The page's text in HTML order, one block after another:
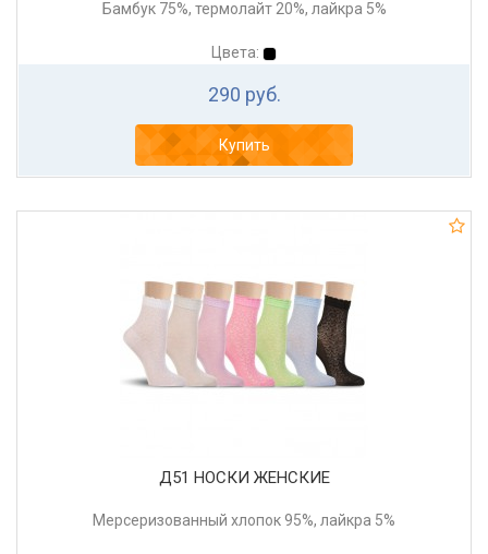
Бамбук 75%, термолайт 20%, лайкра 5%
Цвета:
290 руб.
Купить
Д51 НОСКИ ЖЕНСКИЕ
Мерсеризованный хлопок 95%, лайкра 5%